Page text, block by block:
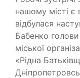
нашому місті є
відбулася
Бабенко голови
міської
«Рідна